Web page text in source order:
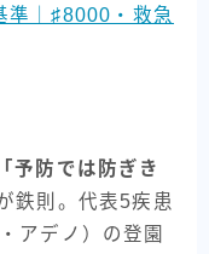
準｜♯8000・救急
「予防では防ぎき
鉄則。代表5疾患
アデノ）の登園